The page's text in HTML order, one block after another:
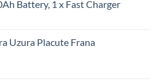
Battery, 1 x Fast Charger
Uzura Placute Frana